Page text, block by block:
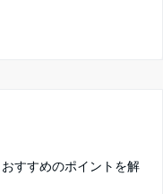
すすめのポイントを解